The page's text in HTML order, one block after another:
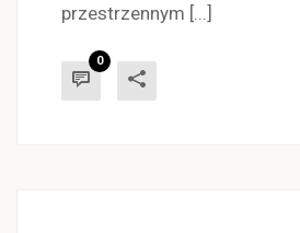
przestrzennym [...]
0